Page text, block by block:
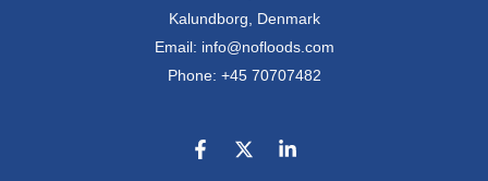
Kalundborg, Denmark
Email: info@nofloods.com
Phone: +45 70707482